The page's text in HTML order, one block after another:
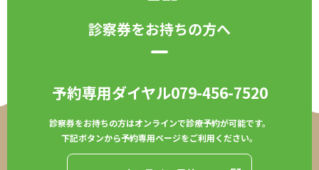
診察券をお持ちの方へ
予約専用ダイヤル079-456-7520
診察券をお持ちの方はオンラインで診療予約が可能です。
下記ボタンから予約専用ページをご利用ください。